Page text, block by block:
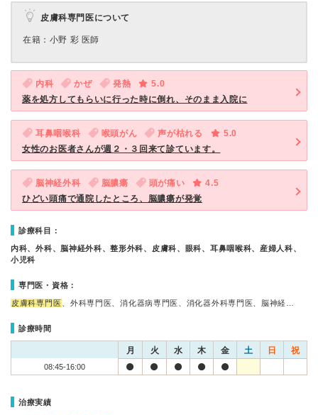
皮膚科専門医について
在籍：小野 彩 医師
内科 かぜ 発熱
5.0
薬を処方してもらいに行った時に倒れ、そのまま入院に
耳鼻咽喉科 喉頭がん 声が枯れる
5.0
女性のお医者さんが週２・３回来て診ています。
脳神経外科 脳膿瘍 頭が痛い
4.5
ひどい頭痛で通院したところ、脳膿瘍が発覚
診療科目：
内科、外科、脳神経外科、整形外科、皮膚科、眼科、耳鼻咽喉科、産婦人科、
小児科
専門医・資格：
皮膚科専門医 、外科専門医、消化器病専門医、消化器外科専門医、脳神経…
診療時間
月 火 水 木 金 土 日 祝
08:45-16:00
治療実績